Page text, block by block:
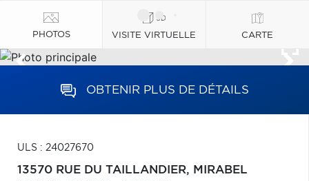
PHOTOS VISITE VIRTUELLE CARTE
OBTENIR PLUS DE DÉTAILS
ULS : 24027670
13570 RUE DU TAILLANDIER, MIRABEL